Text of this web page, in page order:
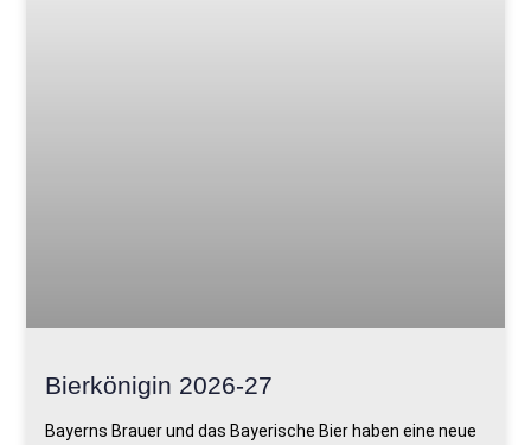
Bierkönigin 2026-27
Bayerns Brauer und das Bayerische Bier haben eine neue